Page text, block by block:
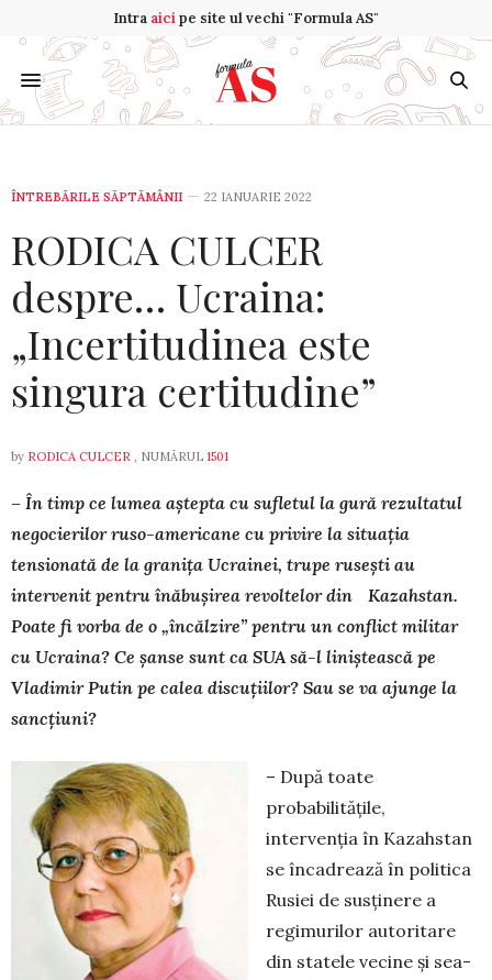
Intra aicipe site ul vechi "Formula AS"
ÎNTREBĂRILE SĂPTĂMÂNII 22 IANUARIE 2022
RODICA CULCER
despre… Ucraina:
„Incertitudinea este
singura certitudine”
by RODICA CULCER , NUMĂRUL 1501
– În timp ce lumea aștepta cu sufletul la gură rezultatul
negocierilor ruso-americane cu privire la situația
tensionată de la granița Ucrainei, trupe rusești au
intervenit pentru înăbușirea revoltelor din Kazahstan.
Poate fi vorba de o „încălzire” pentru un conflict militar
cu Ucraina? Ce șanse sunt ca SUA să-l liniștească pe
Vladimir Putin pe calea discuțiilor? Sau se va ajunge la
sancțiuni?
– După toate
probabilitățile,
intervenția în Ka­zahstan
se încadrează în politica
Rusiei de sus­ținere a
regimurilor autoritare
din statele vecine și sea­